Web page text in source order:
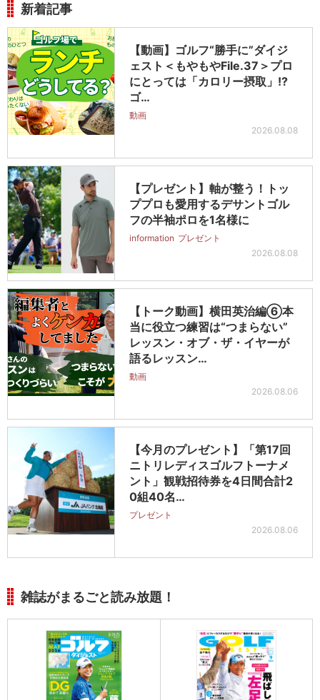
新着記事
【動画】ゴルフ“勝手に”ダイジ
ェスト＜もやもやFile.37＞プロ
にとっては「カロリー摂取」!?
ゴ…
動画
2026.08.08
【プレゼント】軸が整う！トッ
ププロも愛用するデサントゴル
フの半袖ポロを1名様に
information プレゼント
2026.08.08
【トーク動画】横田英治編⑥本
当に役立つ練習は“つまらない”
レッスン・オブ・ザ・イヤーが
語るレッスン…
動画
2026.08.06
【今月のプレゼント】「第17回
ニトリレディスゴルフトーナメ
ント」観戦招待券を4日間合計2
0組40名…
プレゼント
2026.08.06
雑誌がまるごと読み放題！